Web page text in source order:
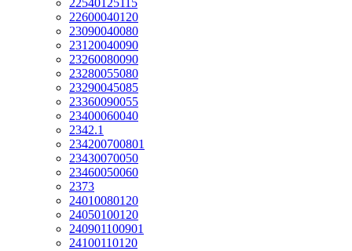
22600040120
23090040080
23120040090
23260080090
23280055080
23290045085
23360090055
23400060040
2342.1
234200700801
23430070050
23460050060
2373
24010080120
24050100120
240901100901
24100110120